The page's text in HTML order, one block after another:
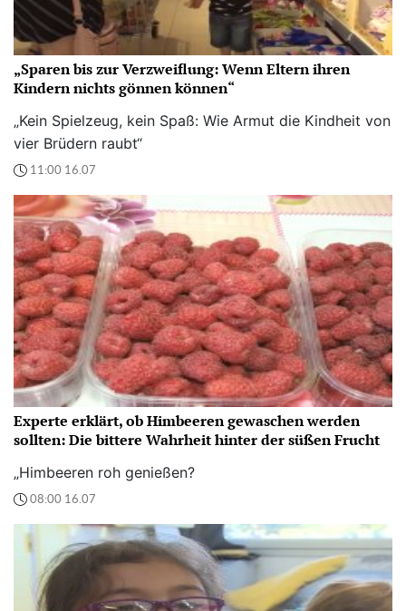
„Sparen bis zur Verzweiflung: Wenn Eltern ihren
Kindern nichts gönnen können“
„Kein Spielzeug, kein Spaß: Wie Armut die Kindheit von
vier Brüdern raubt“
11:00 16.07
Experte erklärt, ob Himbeeren gewaschen werden
sollten: Die bittere Wahrheit hinter der süßen Frucht
„Himbeeren roh genießen?
08:00 16.07